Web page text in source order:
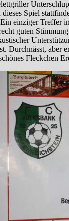
Spiel
einziger Treffer
guten
Durchnässt, aber
Fleckchen